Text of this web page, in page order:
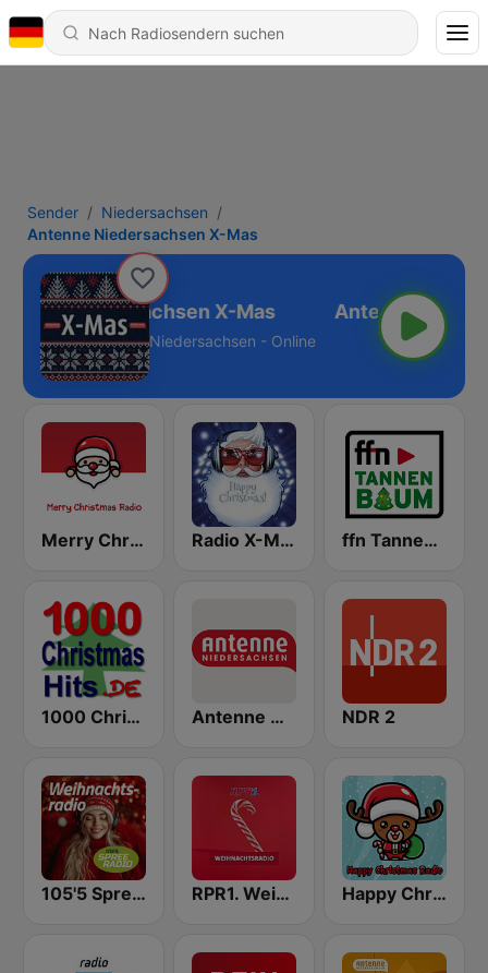
Sender
Niedersachsen
Antenne Niedersachsen X-Mas
Niedersachsen X-Mas
Niedersachsen - Online
Merry Christmas Radio Radio X-MAS ffn Tannenbaum
1000 Christmas Hits Antenne Niedersachsen NDR 2
105'5 Spreeradio Weihnachtsradio RPR1. Weihnachten - Dein Weihnachtsradio mit den besten Weihnachtsliedern Happy Christmas Radio